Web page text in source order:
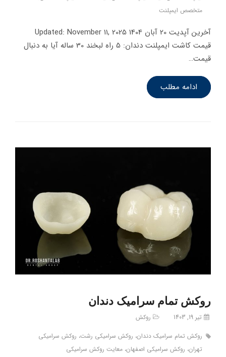
متخصص ایمپلنت
آخرین آپدیت 20 آبان 1404 Updated: November 11, 2025
قیمت کاشت ایمپلنت دندان: 5 راه لبخند 30 ساله آیا به دنبال
قیمت…
ادامه مطلب
روکش تمام سرامیک دندان
تیر 19, 1403
روکش
روکش تمام سرامیک دندان، روکش سرامیکی رشت، روکش سرامیکی
تهران، روکش سرامیکی اصفهان، معایت روکش سرامیکی